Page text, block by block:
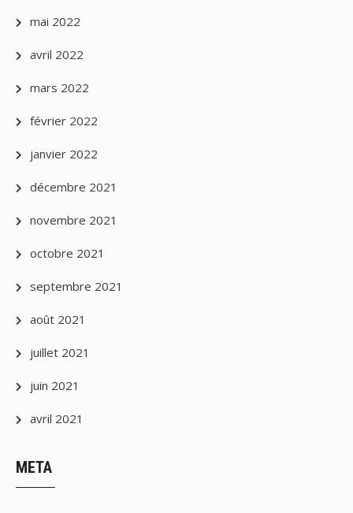
mai 2022
avril 2022
mars 2022
février 2022
janvier 2022
décembre 2021
novembre 2021
octobre 2021
septembre 2021
août 2021
juillet 2021
juin 2021
avril 2021
META